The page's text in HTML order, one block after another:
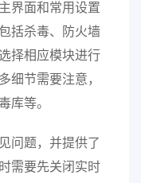
界面和常用设置
括杀毒、防火墙
择相应模块进行
细节需要注意，
库等。
问题，并提供了
需要先关闭实时